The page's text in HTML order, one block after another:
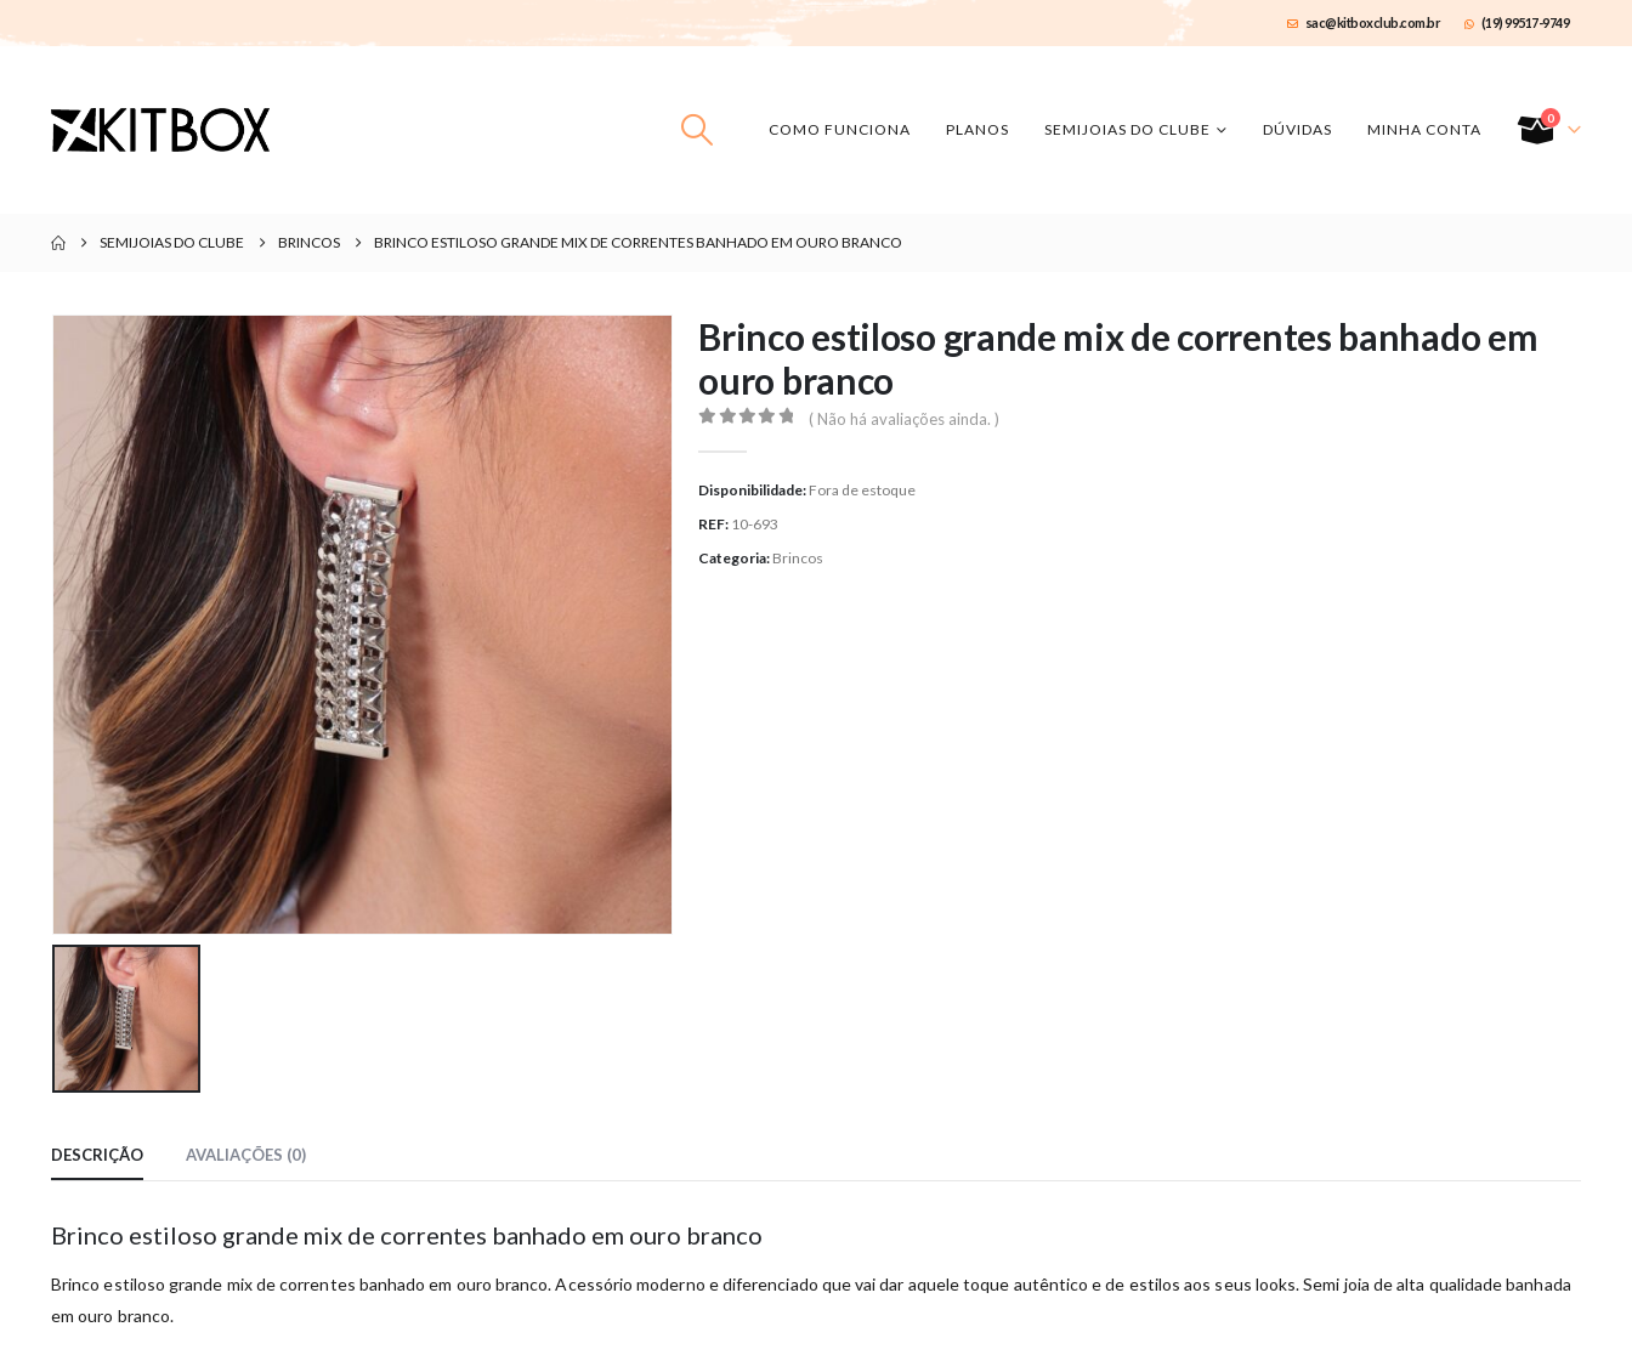
sac@kitboxclub.com.br (19) 99517-9749
COMO FUNCIONA PLANOS SEMIJOIAS DO CLUBE DÚVIDAS MINHA CONTA
0
SEMIJOIAS DO CLUBE BRINCOS BRINCO ESTILOSO GRANDE MIX DE CORRENTES BANHADO EM OURO BRANCO
Brinco estiloso grande mix de correntes banhado em
ouro branco
( Não há avaliações ainda. )
Disponibilidade: Fora de estoque
REF: 10-693
Categoria: Brincos
DESCRIÇÃO AVALIAÇÕES (0)
Brinco estiloso grande mix de correntes banhado em ouro branco
Brinco estiloso grande mix de correntes banhado em ouro branco. Acessório moderno e diferenciado que vai dar aquele toque autêntico e de estilos aos seus looks. Semi joia de alta qualidade banhada
em ouro branco.